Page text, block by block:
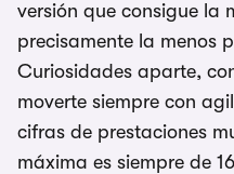
versión que consigue la
precisamente la menos
Curiosidades aparte,
moverte siempre con
cifras de prestaciones
máxima es siempre de